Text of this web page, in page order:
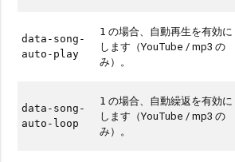
data-song-
auto-play
1 の場合、自動再生を有効に
します（YouTube / mp3 の
み）。
data-song-
auto-loop
1 の場合、自動繰返を有効に
します（YouTube / mp3 の
み）。